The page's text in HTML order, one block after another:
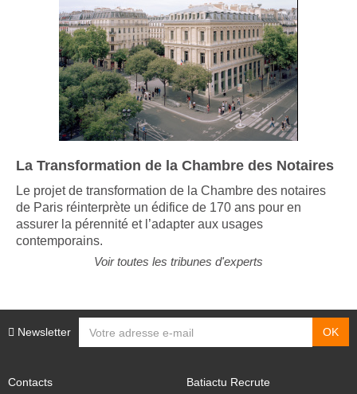
Le projet de transformation de la Chambre des notaires
de Paris réinterprète un édifice de 170 ans pour en
assurer la pérennité et l’adapter aux usages